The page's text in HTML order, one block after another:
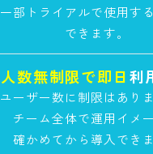
一部トライアルで使用す
できます。
人数無制限で即日利
ユーザー数に制限はありま
チーム全体で運用イメ
確かめてから導入できま